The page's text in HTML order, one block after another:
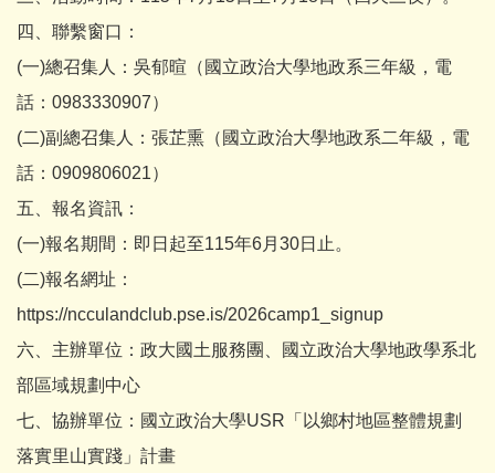
四、聯繫窗口：
(一)總召集人：吳郁暄（國立政治大學地政系三年級，電
話：0983330907）
(二)副總召集人：張芷熏（國立政治大學地政系二年級，電
話：0909806021）
五、報名資訊：
(一)報名期間：即日起至115年6月30日止。
(二)報名網址：
https://ncculandclub.pse.is/2026camp1_signup
六、主辦單位：政大國土服務團、國立政治大學地政學系北
部區域規劃中心
七、協辦單位：國立政治大學USR「以鄉村地區整體規劃
落實里山實踐」計畫